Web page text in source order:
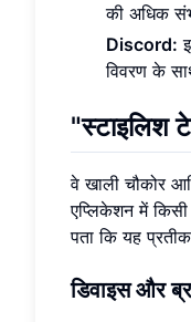
की अधिक
Discord:
विवरण के
"स्टाइलिश
वे खाली चौकोर
एप्लिकेशन में
पता कि यह
डिवाइस और